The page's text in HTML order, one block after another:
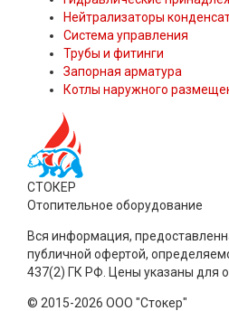
Нейтрализаторы
Система управления
Трубы и фитинги
Запорная арматура
Котлы наружного
СТОКЕР
Отопительное оборудование
Вся информация,
публичной офертой,
437(2) ГК РФ. Цены указаны для
© 2015-2026 ООО "Стокер"